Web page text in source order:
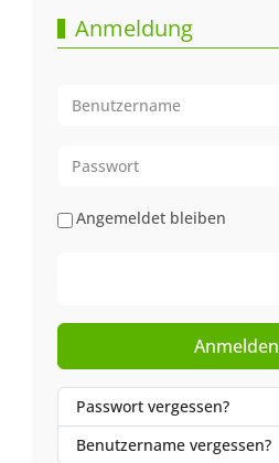
Anmeldung
Angemeldet bleiben
Anmelden
Passwort vergessen?
Benutzername vergessen?